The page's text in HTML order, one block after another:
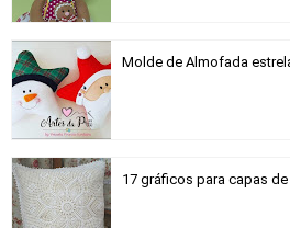
Molde de Almofada
17 gráficos para capas